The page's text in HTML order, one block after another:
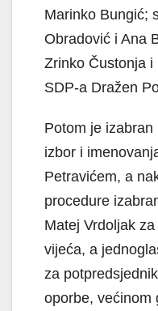
Marinko Bungić;
Obradović i Ana
Zrinko Čustonja
SDP-a Dražen
Potom je
izbor i
Petravićem, a
procedure
Matej Vrdoljak
vijeća, a
za
oporbe, većinom